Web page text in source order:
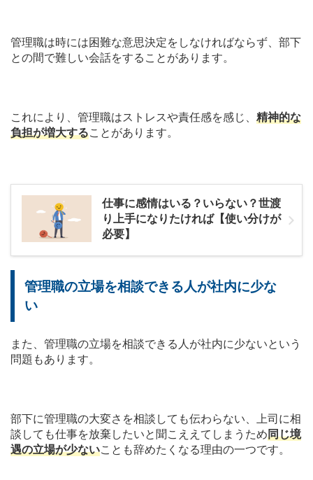
管理職は時には困難な意思決定をしなければならず、部下
との間で難しい会話をすることがあります。
これにより、管理職はストレスや責任感を感じ、 精神的な
負担が増大することがあります。
仕事に感情はいる？いらない？世渡
り上手になりたければ【使い分けが
必要】
管理職の立場を相談できる人が社内に少な
い
また、管理職の立場を相談できる人が社内に少ないという
問題もあります。
部下に管理職の大変さを相談しても伝わらない、上司に相
談しても仕事を放棄したいと聞こええてしまうため同じ境
遇の立場が少ないことも辞めたくなる理由の一つです。